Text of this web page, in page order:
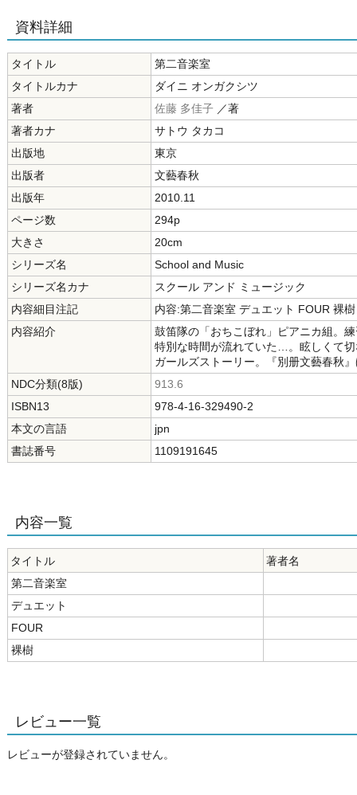
資料詳細
タイトル
第二音楽室
タイトルカナ
ダイニ オンガクシツ
著者
佐藤 多佳子 ／著
著者カナ
サトウ タカコ
出版地
東京
出版者
文藝春秋
出版年
2010.11
ページ数
294p
大きさ
20cm
シリーズ名
School and Music
シリーズ名カナ
スクール アンド ミュージック
内容細目注記
内容:第二音楽室 デュエット FOUR 裸樹
内容紹介
鼓笛隊の「おちこぼれ」ピアニカ組。
特別な時間が流れていた…。眩しくて
ガールズストーリー。『別册文藝春秋
NDC分類(8版)
913.6
ISBN13
978-4-16-329490-2
本文の言語
jpn
書誌番号
1109191645
内容一覧
タイトル
著者名
第二音楽室
デュエット
FOUR
裸樹
レビュー一覧
レビューが登録されていません。